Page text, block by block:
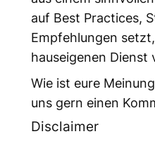
auf Best Practices,
Empfehlungen
hauseigenen Dienst
Wie ist eure
uns gern einen
Disclaimer